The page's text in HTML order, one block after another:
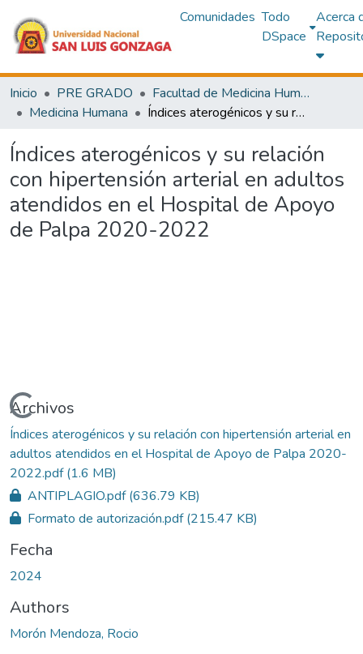
Comunidades Todo
DSpace
Acerca
Inicio PRE GRADO
Facultad de Medicina Humana
Medicina Humana
Índices aterogénicos y su relación con hipertensión arterial en adultos atendidos en el Hospital de Apoyo de Palpa 2020-2022
Índices aterogénicos y su relación
con hipertensión arterial en adultos
atendidos en el Hospital de Apoyo
de Palpa 2020-2022
Cargando...
Archivos
Índices aterogénicos y su relación con hipertensión arterial en
adultos atendidos en el Hospital de Apoyo de Palpa 2020-
2022.pdf(1.6 MB)
ANTIPLAGIO.pdf(636.79 KB)
Formato de autorización.pdf(215.47 KB)
Fecha
2024
Authors
Morón Mendoza, Rocio